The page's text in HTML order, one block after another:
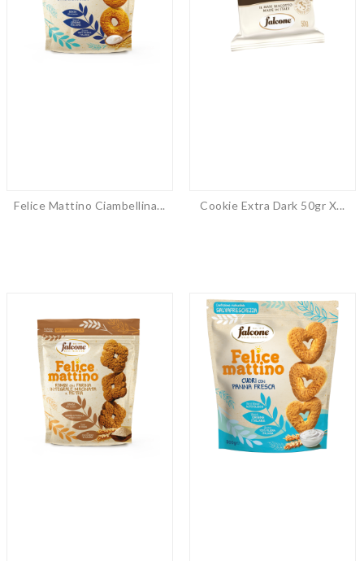
Felice Mattino Ciambellina... Cookie Extra Dark 50gr X...